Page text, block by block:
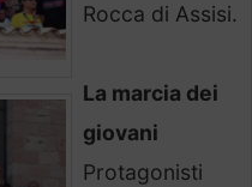
Rocca di Assisi.
La marcia dei
giovani
Protagonisti